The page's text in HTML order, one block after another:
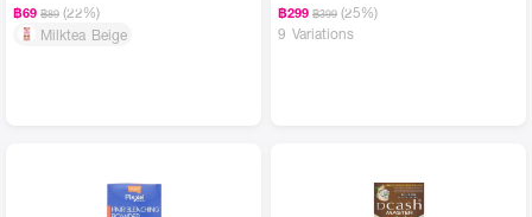
฿69 ฿89 (22%)
Milktea Beige
฿299 ฿399 (25%)
9 Variations